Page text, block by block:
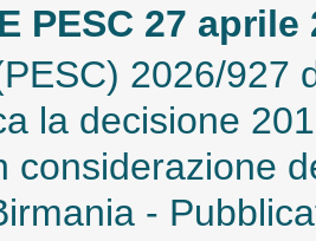
PESC 27 aprile
2026/927
la decisione
considerazione
-